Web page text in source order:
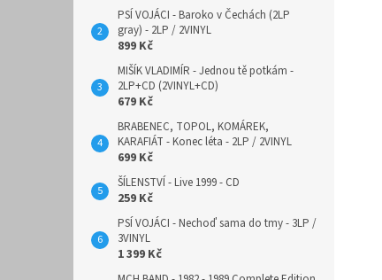
PSÍ VOJÁCI - Baroko v Čechách (2LP
gray) - 2LP / 2VINYL
899 Kč
MIŠÍK VLADIMÍR - Jednou tě potkám -
2LP+CD (2VINYL+CD)
679 Kč
BRABENEC, TOPOL, KOMÁREK,
KARAFIÁT - Konec léta - 2LP / 2VINYL
699 Kč
ŠÍLENSTVÍ - Live 1999 - CD
259 Kč
PSÍ VOJÁCI - Nechoď sama do tmy - 3LP /
3VINYL
1 399 Kč